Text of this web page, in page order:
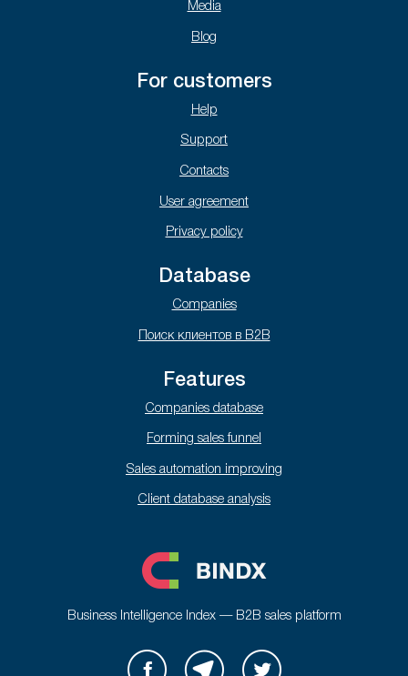
Media
Blog
For customers
Help
Support
Contacts
User agreement
Privacy policy
Database
Companies
Поиск клиентов в B2B
Features
Companies database
Forming sales funnel
Sales automation improving
Client database analysis
Business Intelligence Index — B2B sales platform